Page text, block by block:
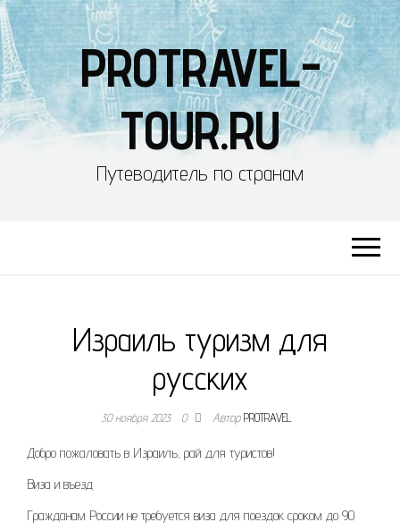
PROTRAVEL-
TOUR.RU
Путеводитель по странам
Израиль туризм для
русских
30 ноября 2023 0 АвторPROTRAVEL
Добро пожаловать в Израиль, рай для туристов!
Виза и въезд
Гражданам России не требуется виза для поездок сроком до 90